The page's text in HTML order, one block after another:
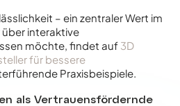
– ein zentraler Wert im
interaktive
möchte, findet auf 3D
für bessere
Praxisbeispiele.
als Vertrauensfördernde